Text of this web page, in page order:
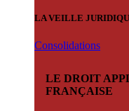
LA VEILLE
Consolidations
LE DROIT
FRANÇAISE